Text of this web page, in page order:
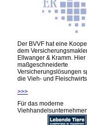
Der BVVF hat eine
dem
Ellwanger & Kramm.
maßgeschneiderte
Versicherungslösungen
die Vieh- und
>>>
Für das moderne